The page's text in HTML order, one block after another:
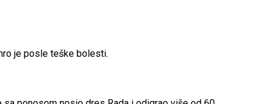
je posle teške bolesti.